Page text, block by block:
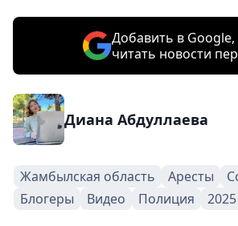
Добавить в
читать новости
Диана Абдуллаева
Жамбылская область Аресты
Блогеры
Видео Полиция